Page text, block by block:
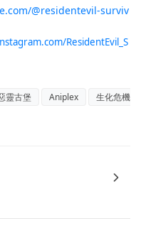
@residentevil-surviv
ResidentEvil_S
靈古堡 Aniplex
生化危機